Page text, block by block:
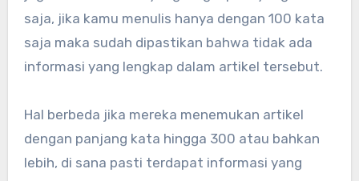
saja, jika kamu menulis hanya dengan 100 kata
saja maka sudah dipastikan bahwa tidak ada
informasi yang lengkap dalam artikel tersebut.
Hal berbeda jika mereka menemukan artikel
dengan panjang kata hingga 300 atau bahkan
lebih, di sana pasti terdapat informasi yang